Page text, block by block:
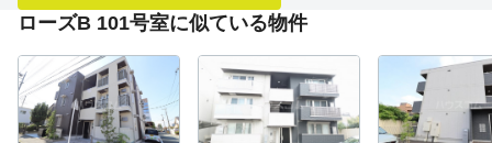
ローズB 101号室に似ている物件